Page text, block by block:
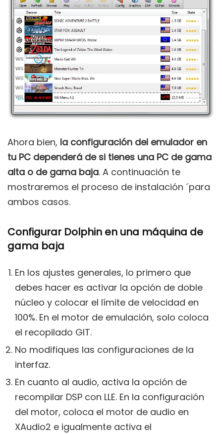
Ahora bien, la configuración del emulador en
tu PC dependerá de si tienes una PC de gama
alta o de gama baja. A continuación te
mostraremos el proceso de instalación ´para
ambos casos.
Configurar Dolphin en una máquina de
gama baja
En los ajustes generales, lo primero que
debes hacer es activar la opción de doble
núcleo y colocar el límite de velocidad en
100%. En el motor de emulación, solo coloca
el recopilado GIT.
No modifiques las configuraciones de la
interfaz.
En cuanto al audio, activa la opción de
recompilar DSP con LLE. En la configuración
del motor, coloca el motor de audio en
XAudio2 e igualmente activa el